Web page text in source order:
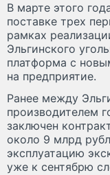
В марте этого
поставке трех
рамках
Эльгинского
платформа с
на предприятие.
Ранее между
производителем
заключен
около 9 млрд
эксплуатацию
уже к сентябрю